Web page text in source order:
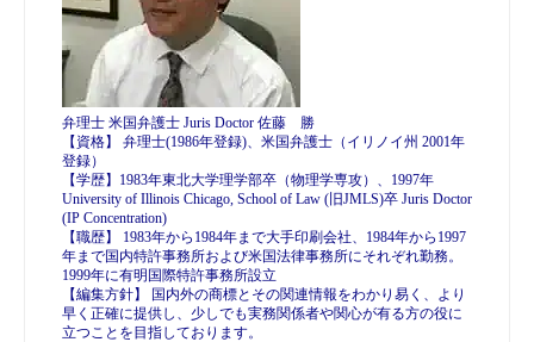
弁理士 米国弁護士 Juris Doctor 佐藤 勝
【資格】 弁理士(1986年登録)、米国弁護士（イリノイ州 2001年
登録）
【学歴】1983年東北大学理学部卒（物理学専攻）、1997年
University of Illinois Chicago, School of Law (旧JMLS)卒 Juris Doctor
(IP Concentration)
【職歴】 1983年から1984年まで大手印刷会社、1984年から1997
年まで国内特許事務所および米国法律事務所にそれぞれ勤務。
1999年に有明国際特許事務所設立
【編集方針】 国内外の商標とその関連情報をわかり易く、より
早く正確に提供し、少しでも実務関係者や関心が有る方の役に
立つことを目指しております。